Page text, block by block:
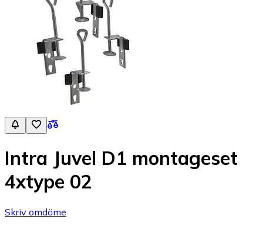
Intra Juvel D1 montageset
4xtype 02
Skriv omdöme